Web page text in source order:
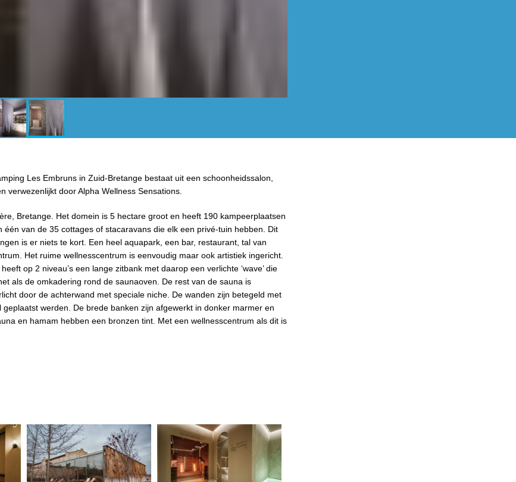
Les Embruns in Zuid-Bretange bestaat uit een schoonheidssalon,
verwezenlijkt door Alpha Wellness Sensations.
Bretange. Het domein is 5 hectare groot en heeft 190 kampeerplaatsen
van de 35 cottages of stacaravans die elk een privé-tuin hebben. Dit
is er niets te kort. Een heel aquapark, een bar, restaurant, tal van
Het ruime wellnesscentrum is eenvoudig maar ook artistiek ingericht.
op 2 niveau’s een lange zitbank met daarop een verlichte ‘wave’ die
als de omkadering rond de saunaoven. De rest van de sauna is
door de achterwand met speciale niche. De wanden zijn betegeld met
werden. De brede banken zijn afgewerkt in donker marmer en
en hamam hebben een bronzen tint. Met een wellnesscentrum als dit is